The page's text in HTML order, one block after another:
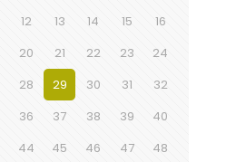
12 13 14 15
16
20 21 22 23
24
28 29 30 31
32
36 37 38 39
40
44 45 46 47
48